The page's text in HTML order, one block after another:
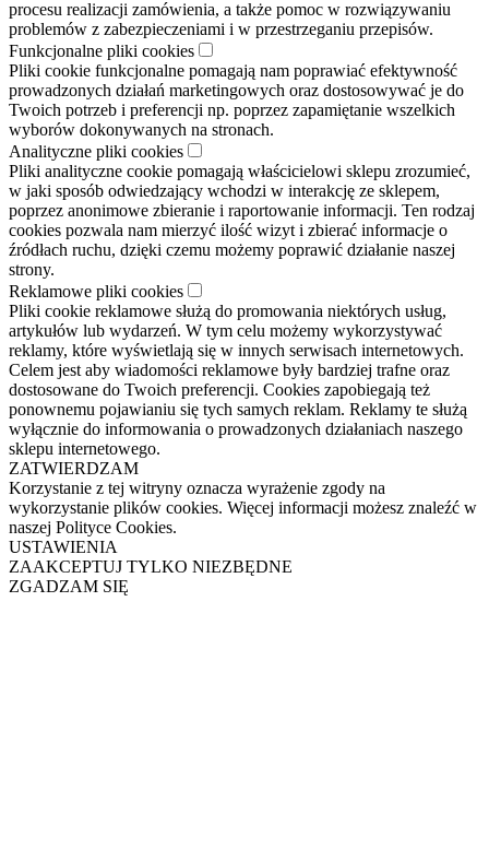
procesu realizacji zamówienia, a także pomoc w rozwiązywaniu
problemów z zabezpieczeniami i w przestrzeganiu przepisów.
Funkcjonalne pliki cookies
Pliki cookie funkcjonalne pomagają nam poprawiać efektywność
prowadzonych działań marketingowych oraz dostosowywać je do
Twoich potrzeb i preferencji np. poprzez zapamiętanie wszelkich
wyborów dokonywanych na stronach.
Analityczne pliki cookies
Pliki analityczne cookie pomagają właścicielowi sklepu zrozumieć,
w jaki sposób odwiedzający wchodzi w interakcję ze sklepem,
poprzez anonimowe zbieranie i raportowanie informacji. Ten rodzaj
cookies pozwala nam mierzyć ilość wizyt i zbierać informacje o
źródłach ruchu, dzięki czemu możemy poprawić działanie naszej
strony.
Reklamowe pliki cookies
Pliki cookie reklamowe służą do promowania niektórych usług,
artykułów lub wydarzeń. W tym celu możemy wykorzystywać
reklamy, które wyświetlają się w innych serwisach internetowych.
Celem jest aby wiadomości reklamowe były bardziej trafne oraz
dostosowane do Twoich preferencji. Cookies zapobiegają też
ponownemu pojawianiu się tych samych reklam. Reklamy te służą
wyłącznie do informowania o prowadzonych działaniach naszego
sklepu internetowego.
ZATWIERDZAM
Korzystanie z tej witryny oznacza wyrażenie zgody na
wykorzystanie plików cookies. Więcej informacji możesz znaleźć w
naszej Polityce Cookies.
USTAWIENIA
ZAAKCEPTUJ TYLKO NIEZBĘDNE
ZGADZAM SIĘ